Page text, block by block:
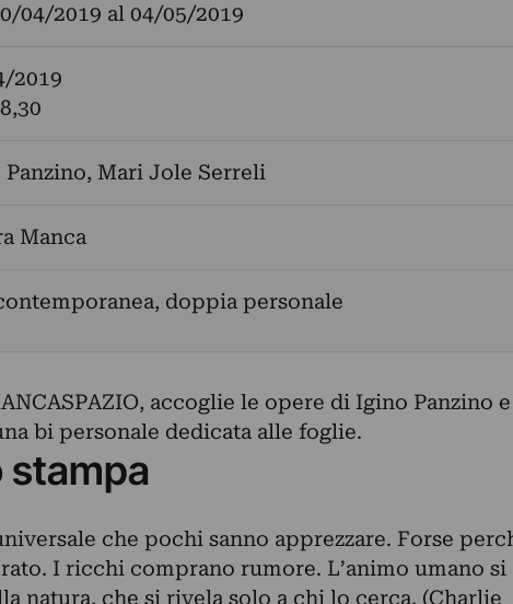
04/2019 al 04/05/2019
2019
, Mari Jole Serreli
Manca
doppia personale
accoglie le opere di Igino Panzino e
bi personale dedicata alle foglie.
stampa
che pochi sanno apprezzare. Forse
I ricchi comprano rumore. L’animo umano si
natura, che si rivela solo a chi lo cerca. (Charlie